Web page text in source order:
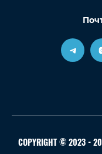
COPYRIGHT © 2023 -